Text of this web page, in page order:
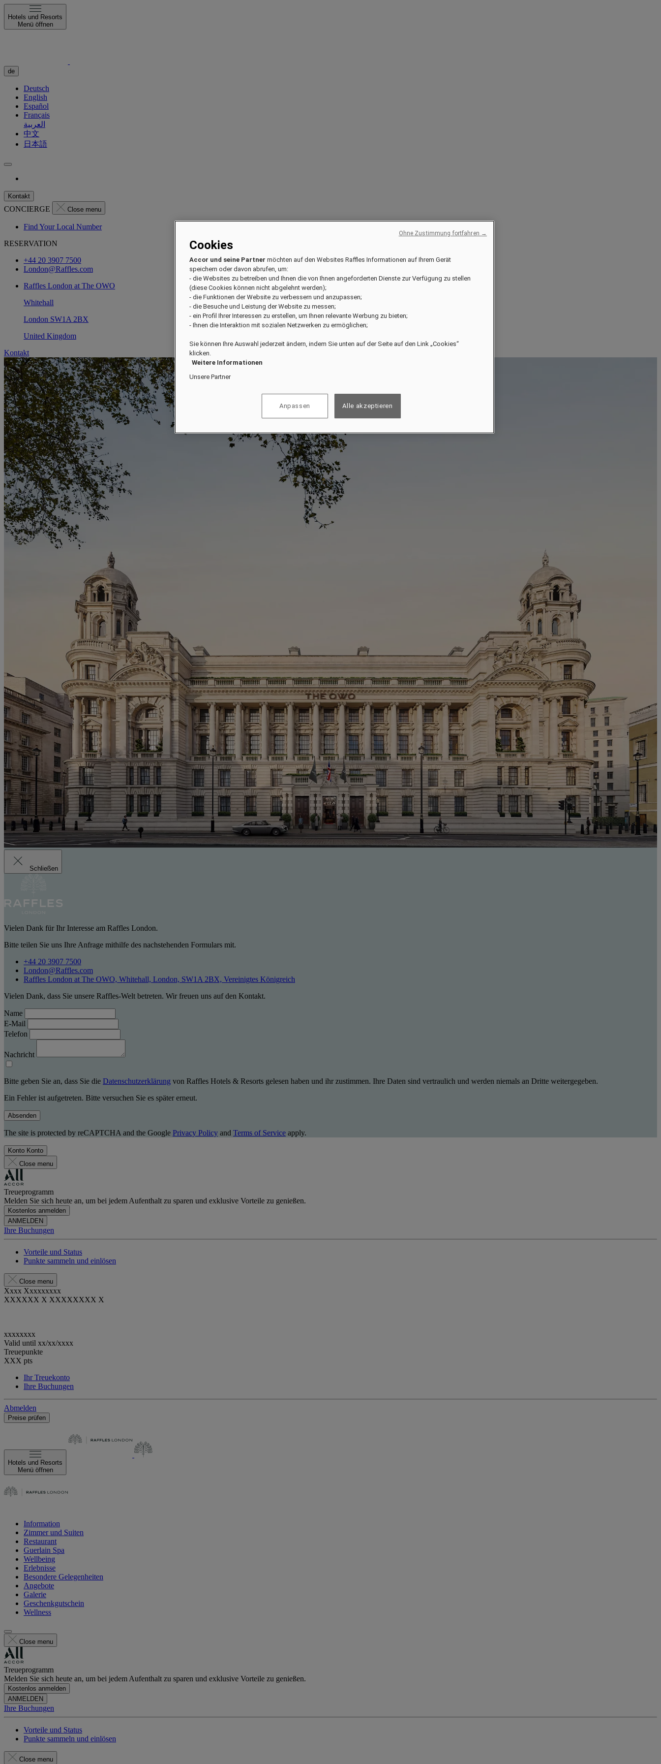
Hotels und Resorts
Menü öffnen
de
Deutsch
English
Español
Français
العربية
中文
日本語
Kontakt
CONCIERGE Close menu
Find Your Local Number
RESERVATION
+44 20 3907 7500
London@Raffles.com
Raffles London at The OWO
Whitehall
London SW1A 2BX
United Kingdom
Kontakt
Schließen
Vielen Dank für Ihr Interesse am Raffles London.
Bitte teilen Sie uns Ihre Anfrage mithilfe des nachstehenden Formulars mit.
+44 20 3907 7500
London@Raffles.com
Raffles London at The OWO, Whitehall, London, SW1A 2BX, Vereinigtes Königreich
Vielen Dank, dass Sie unsere Raffles-Welt betreten. Wir freuen uns auf den Kontakt.
Name
E-Mail
Telefon
Nachricht
Bitte geben Sie an, dass Sie die Datenschutzerklärung von Raffles Hotels & Resorts gelesen haben und ihr zustimmen. Ihre Daten sind vertraulich und werden niemals an Dritte weitergegeben.
Ein Fehler ist aufgetreten. Bitte versuchen Sie es später erneut.
Absenden
The site is protected by reCAPTCHA and the Google Privacy Policy and Terms of Service apply.
Konto Konto
Close menu
Treueprogramm
Melden Sie sich heute an, um bei jedem Aufenthalt zu sparen und exklusive Vorteile zu genießen.
Kostenlos anmelden
ANMELDEN
Ihre Buchungen
Vorteile und Status
Punkte sammeln und einlösen
Close menu
Xxxx Xxxxxxxxx
XXXXXX X XXXXXXXX X
xxxxxxxx
Valid until xx/xx/xxxx
Treuepunkte
XXX pts
Ihr Treuekonto
Ihre Buchungen
Abmelden
Preise prüfen
Hotels und Resorts
Menü öffnen
Information
Zimmer und Suiten
Restaurant
Guerlain Spa
Wellbeing
Erlebnisse
Besondere Gelegenheiten
Angebote
Galerie
Geschenkgutschein
Wellness
Close menu
Treueprogramm
Melden Sie sich heute an, um bei jedem Aufenthalt zu sparen und exklusive Vorteile zu genießen.
Kostenlos anmelden
ANMELDEN
Ihre Buchungen
Vorteile und Status
Punkte sammeln und einlösen
Close menu
Cookies
Accor und seine Partner möchten auf den Websites Raffles Informationen auf Ihrem Gerät
speichern oder davon abrufen, um:
- die Websites zu betreiben und Ihnen die von Ihnen angeforderten Dienste zur Verfügung zu stellen
(diese Cookies können nicht abgelehnt werden);
- die Funktionen der Website zu verbessern und anzupassen;
- die Besuche und Leistung der Website zu messen;
- ein Profil Ihrer Interessen zu erstellen, um Ihnen relevante Werbung zu bieten;
- Ihnen die Interaktion mit sozialen Netzwerken zu ermöglichen;
Sie können Ihre Auswahl jederzeit ändern, indem Sie unten auf der Seite auf den Link „Cookies“
klicken.
Weitere Informationen
Unsere Partner
Anpassen Alle akzeptieren
Ohne Zustimmung fortfahren →